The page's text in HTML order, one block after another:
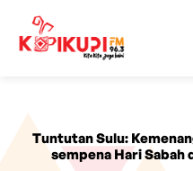
Tuntutan Sulu:
sempena Hari Sabah